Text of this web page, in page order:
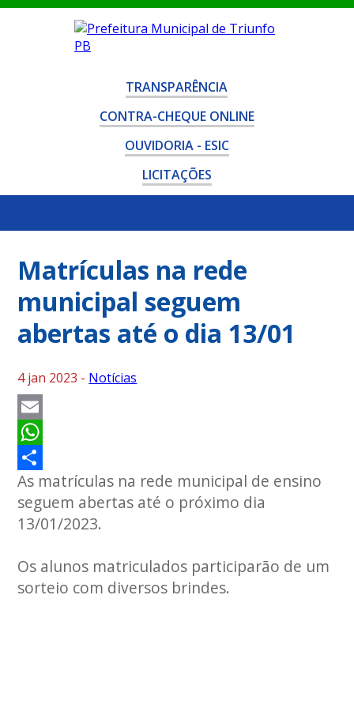
TRANSPARÊNCIA
CONTRA-CHEQUE ONLINE
OUVIDORIA - ESIC
LICITAÇÕES
Matrículas na rede
municipal seguem
abertas até o dia 13/01
4 jan 2023 - Notícias
Email
WhatsApp
Share
As matrículas na rede municipal de ensino
seguem abertas até o próximo dia
13/01/2023.
Os alunos matriculados participarão de um
sorteio com diversos brindes.